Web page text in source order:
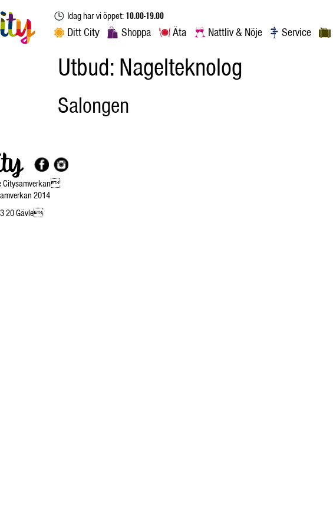
Idag har vi öppet:10.00-19.00
Ditt City Shoppa Äta Nattliv & Nöje Service
Utbud: Nagelteknolog
Salongen
Citysamverkan
2014
20 Gävle